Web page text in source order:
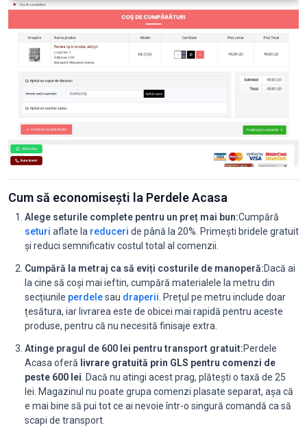
Cum să economisești la Perdele Acasa
Alege seturile complete pentru un preț mai bun:Cumpără
seturi aflate la reduceri de până la 20%. Primești bridele gratuit
și reduci semnificativ costul total al comenzii.
Cumpără la metraj ca să eviți costurile de manoperă:Dacă ai
la cine să coși mai ieftin, cumpără materialele la metru din
secțiunile perdelesau draperii . Prețul pe metru include doar
țesătura, iar livrarea este de obicei mai rapidă pentru aceste
produse, pentru că nu necesită finisaje extra.
Atinge pragul de 600 lei pentru transport gratuit:Perdele
Acasa oferă livrare gratuită prin GLS pentru comenzi de
peste 600 lei . Dacă nu atingi acest prag, plătești o taxă de 25
lei. Magazinul nu poate grupa comenzi plasate separat, așa că
e mai bine să pui tot ce ai nevoie într-o singură comandă ca să
scapi de transport.